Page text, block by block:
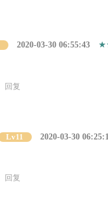
2020-03-30 06:55:43
回复
Lv11
2020-03-30
回复